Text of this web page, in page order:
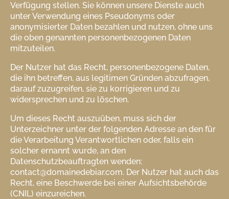
Verfügung stellen. Sie können unsere Dienste auch
unter Verwendung eines Pseudonyms oder
anonymisierter Daten bezahlen und nutzen, ohne uns
die oben genannten personenbezogenen Daten
mitzuteilen.
Der Nutzer hat das Recht, personenbezogene Daten,
die ihn betreffen, aus legitimen Gründen abzufragen,
darauf zuzugreifen, sie zu korrigieren und zu
widersprechen und zu löschen.
Um dieses Recht auszuüben, muss sich der
Unterzeichner unter der folgenden Adresse an den für
die Verarbeitung Verantwortlichen oder, falls ein
solcher ernannt wurde, an den
Datenschutzbeauftragten wenden:
contact@domainedebiar.com. Der Nutzer hat auch das
Recht, eine Beschwerde bei einer Aufsichtsbehörde
(CNIL) einzureichen.